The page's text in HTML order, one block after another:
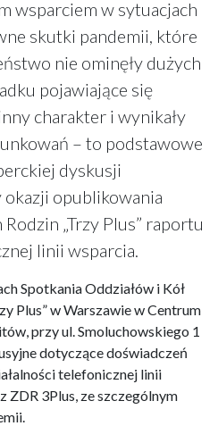
wsparciem w sytuacjach
skutki pandemii, które
nie ominęły dużych
pojawiające się
charakter i wynikały
– to podstawowe
dyskusji
opublikowania
„Trzy Plus” raportu
linii wsparcia.
Spotkania Oddziałów i Kół
Plus” w Warszawie w Centrum
przy ul. Smoluchowskiego 1
dotyczące doświadczeń
telefonicznej linii
ZDR 3Plus, ze szczególnym